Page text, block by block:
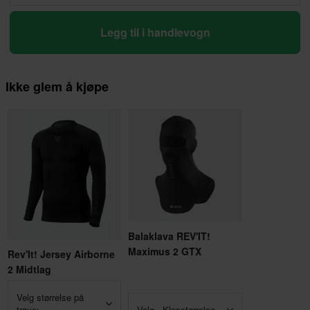
Legg til i handlevogn
Ikke glem å kjøpe
Rev'It! Jersey Airborne
2 Midtlag
Velg størrelse på
Balaklava REV'IT!
Maximus 2 GTX